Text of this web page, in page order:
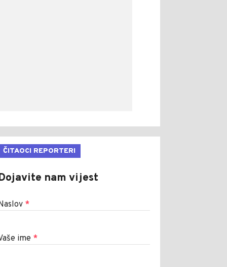
ČITAOCI REPORTERI
nam vijest
*
ime *